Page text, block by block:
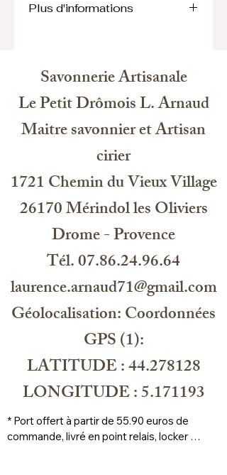
Plus d'informations
Comble lescarences(70% des
français)
Formule pure hautement
biodisponible
Savonnerie Artisanale
Le Petit Drômois L. Arnaud
Maitre savonnier et Artisan
cirier
1721 Chemin du Vieux Village
26170 Mérindol les Oliviers
Drome - Provence
Tél. 07.86.24.96.64
laurence.arnaud71@gmail.com
Géolocalisation: Coordonnées
GPS (1):
LATITUDE : 44.278128
LONGITUDE : 5.171193
* Port offert à partir de 55.90 euros de
commande, livré en point relais, locker